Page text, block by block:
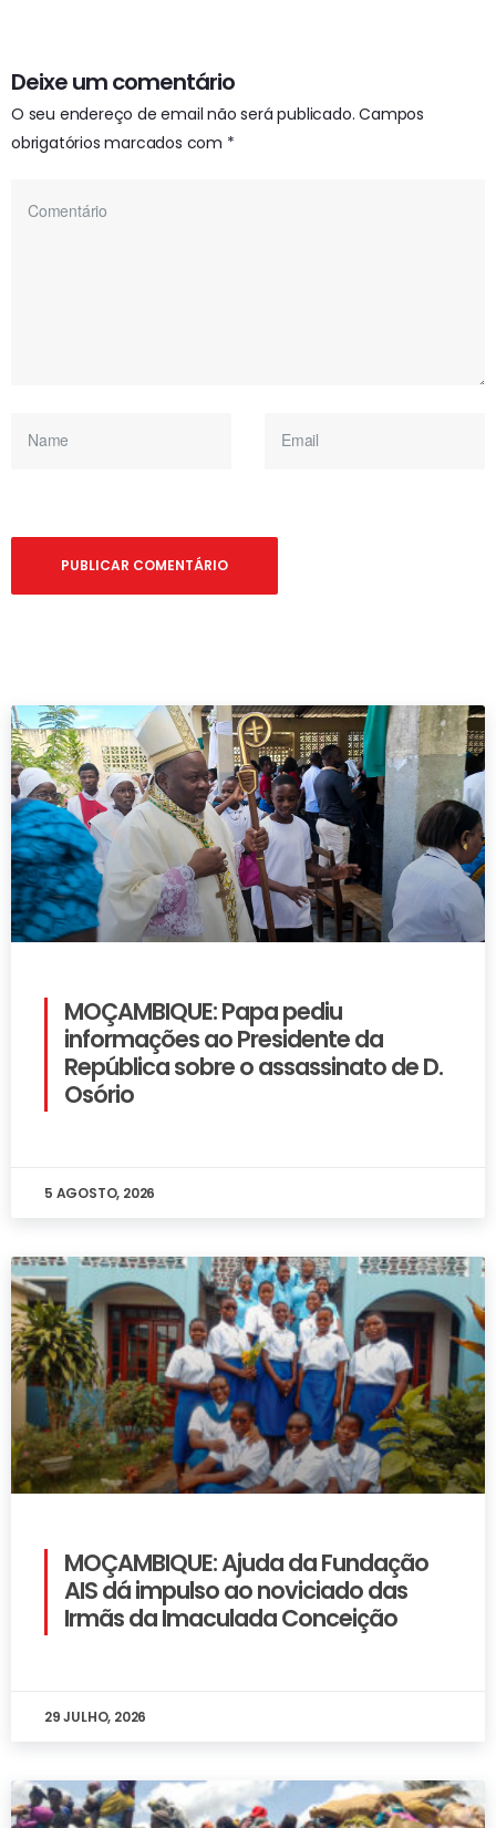
Deixe um comentário
O seu endereço de email não será publicado. Campos
obrigatórios marcados com *
MOÇAMBIQUE: Papa pediu
informações ao Presidente da
República sobre o assassinato de D.
Osório
5 AGOSTO, 2026
MOÇAMBIQUE: Ajuda da Fundação
AIS dá impulso ao noviciado das
Irmãs da Imaculada Conceição
29 JULHO, 2026